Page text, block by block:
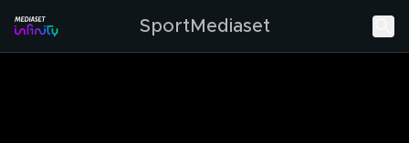
SportMediaset